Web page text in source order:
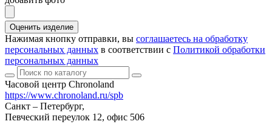
Оценить изделие
Нажимая кнопку отправки, вы соглашаетесь на обработку
персональных данных в соответствии с Политикой обработки
персональных данных
Часовой центр Chronoland
https://www.chronoland.ru/spb
Санкт – Петербург,
Певческий переулок 12, офис 506